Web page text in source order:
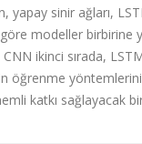
yapay sinir ağları,
modeller birbirine
ikinci sırada,
öğrenme
katkı sağlayacak